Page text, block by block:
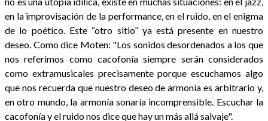
en la improvisación de la performance, en el ruido, en el enigma
de lo poético. Este “otro sitio” ya está presente en nuestro
deseo. Como dice Moten: "Los sonidos desordenados a los que
nos referimos como cacofonía siempre serán considerados
como extramusicales precisamente porque escuchamos algo
que nos recuerda que nuestro deseo de armonía es arbitrario y,
en otro mundo, la armonía sonaría incomprensible. Escuchar la
cacofonía y el ruido nos dice que hay un más allá salvaje".